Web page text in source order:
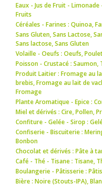
Eaux - Jus de Fruit - Limonade
Fruits
Céréales - Farines : Quinoa,
Sans Gluten, Sans Lactose,
Sans lactose,Sans Gluten
Volaille - Oeufs : Oeufs,
Poisson - Crustacé : Saumon,
Produit Laitier : Fromage au
brebis,Fromage au lait de
Fromage
Plante Aromatique - Epice :
Miel et dérivés : Cire,Pollen,
Confiture - Gelée - Sirop :
Confiserie - Biscuiterie :
Bonbon
Chocolat et dérivés : Pâte à
Café - Thé - Tisane : Tisane,
Boulangerie - Pâtisserie :
Bière : Noire (Stouts-IPA),